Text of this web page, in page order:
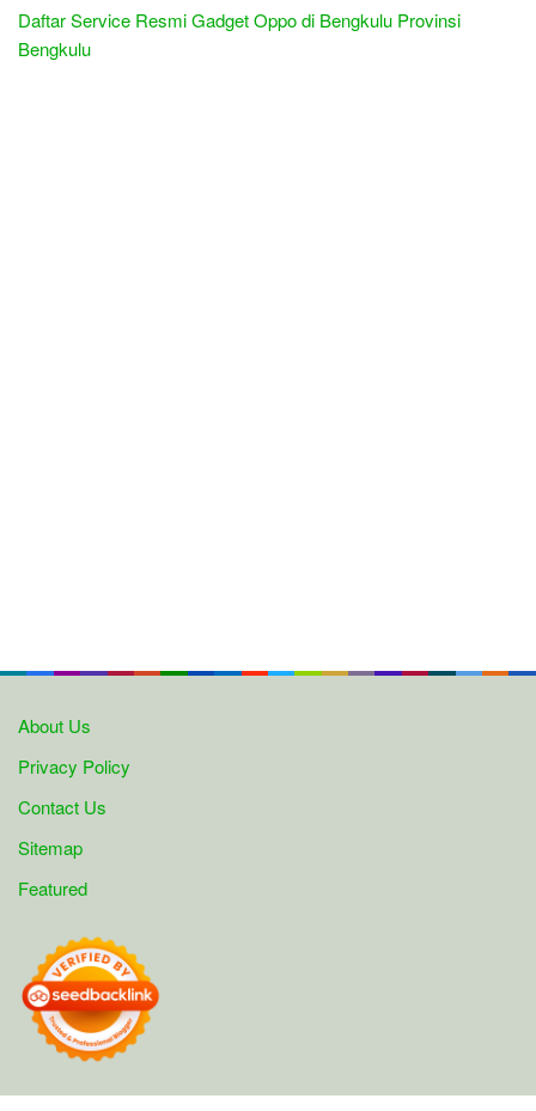
Daftar Service Resmi Gadget Oppo di Bengkulu Provinsi
Bengkulu
About Us
Privacy Policy
Contact Us
Sitemap
Featured